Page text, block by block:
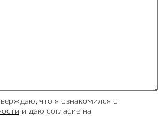
что я ознакомился с
и даю согласие на